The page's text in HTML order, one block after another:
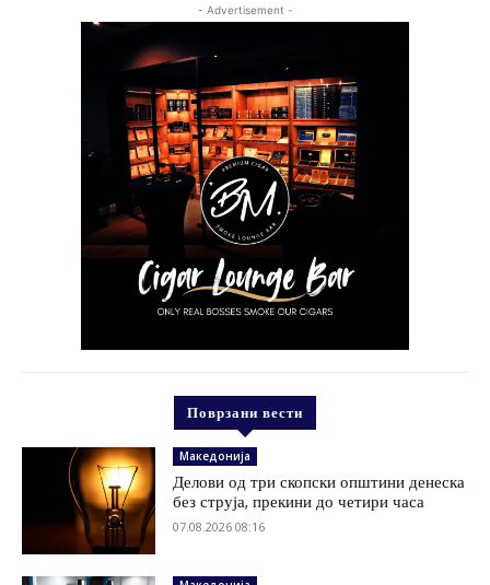
- Advertisement -
Поврзани вести
Македонија
Делови од три скопски општини денеска
без струја, прекини до четири часа
07.08.2026 08:16